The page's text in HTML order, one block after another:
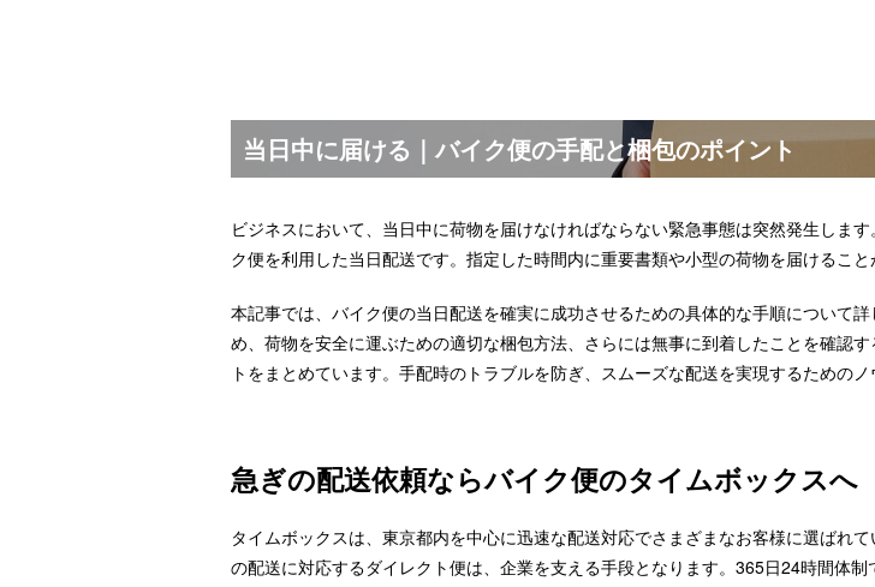
当日中に届ける｜バイク便の手配と梱包のポイント
ビジネスにおいて、当日中に荷物を届けなければならない緊急事態は突然発生しま
ク便を利用した当日配送です。指定した時間内に重要書類や小型の荷物を届けるこ
本記事では、バイク便の当日配送を確実に成功させるための具体的な手順について
め、荷物を安全に運ぶための適切な梱包方法、さらには無事に到着したことを確認
トをまとめています。手配時のトラブルを防ぎ、スムーズな配送を実現するためのノ
急ぎの配送依頼ならバイク便のタイムボックスへ
タイムボックスは、東京都内を中心に迅速な配送対応でさまざまなお客様に選ばれ
の配送に対応するダイレクト便は、企業を支える手段となります。365日24時間体